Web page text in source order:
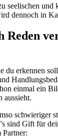
seelischen und
dennoch in
Reden
du erkennen
einmal ein
aussieht.
schwieriger
sind Gift für
Partner: